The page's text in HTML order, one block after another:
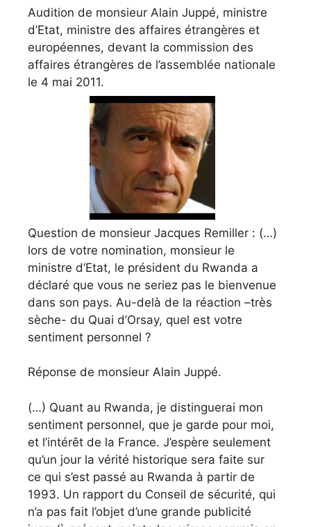
Audition de monsieur Alain Juppé, ministre
d’Etat, ministre des affaires étrangères et
européennes, devant la commission des
affaires étrangères de l’assemblée nationale
le 4 mai 2011.
Question de monsieur Jacques Remiller : (…)
lors de votre nomination, monsieur le
ministre d’Etat, le président du Rwanda a
déclaré que vous ne seriez pas le bienvenue
dans son pays. Au-delà de la réaction –très
sèche- du Quai d’Orsay, quel est votre
sentiment personnel ?
Réponse de monsieur Alain Juppé.
(…) Quant au Rwanda, je distinguerai mon
sentiment personnel, que je garde pour moi,
et l’intérêt de la France. J’espère seulement
qu’un jour la vérité historique sera faite sur
ce qui s’est passé au Rwanda à partir de
1993. Un rapport du Conseil de sécurité, qui
n’a pas fait l’objet d’une grande publicité